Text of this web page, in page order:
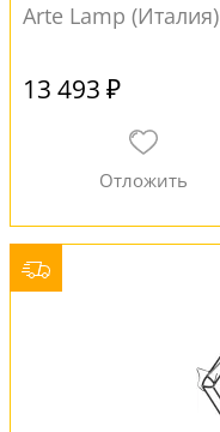
Arte Lamp (Италия)
13 493 ₽